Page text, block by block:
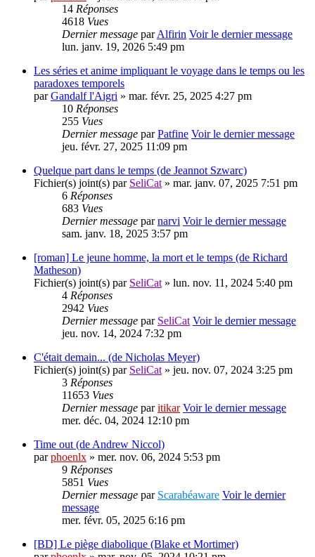
14 Réponses
4618 Vues
Dernier message parAlfirin Voir le dernier message
lun. janv. 19, 2026 5:49 pm
Les séries et anime impliquant le voyage dans le temps ou les
paradoxes temporels
parGandalf l'Aigri » mar. févr. 25, 2025 4:27 pm
10 Réponses
255 Vues
Dernier message parPatfine Voir le dernier message
jeu. févr. 27, 2025 11:09 pm
Quelque part dans le temps (de Jeannot Szwarc)
Fichier(s) joint(s) par SeliCat» mar. janv. 07, 2025 7:51 pm
6 Réponses
683 Vues
Dernier message parnarvi Voir le dernier message
sam. janv. 18, 2025 3:57 pm
[roman] Le jeune homme, la mort et le temps (de Richard
Matheson)
Fichier(s) joint(s) par SeliCat» lun. nov. 11, 2024 5:40 pm
4 Réponses
2942 Vues
Dernier message par SeliCat Voir le dernier message
jeu. nov. 14, 2024 7:32 pm
C'était demain... (de Nicholas Meyer)
Fichier(s) joint(s) par SeliCat» jeu. nov. 07, 2024 3:25 pm
3 Réponses
11653 Vues
Dernier message paritikar Voir le dernier message
mer. déc. 04, 2024 12:10 pm
Time out (de Andrew Niccol)
parphoenlx » mer. nov. 06, 2024 5:53 pm
9 Réponses
5851 Vues
Dernier message par Scarabéaware Voir le dernier
message
mer. févr. 05, 2025 6:16 pm
[BD] Le piège diabolique (Blake et Mortimer)